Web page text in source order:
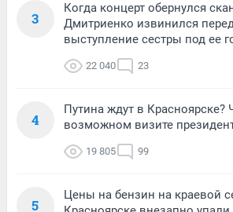
3
Когда концерт обернулся
Дмитриенко извинился
выступление сестры под ее
22 040 23
4
Путина ждут в Красноярске?
возможном визите
19 805 99
5
Цены на бензин на краевой